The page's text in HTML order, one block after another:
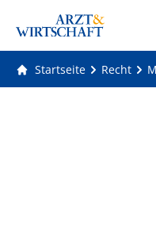
Startseite Recht